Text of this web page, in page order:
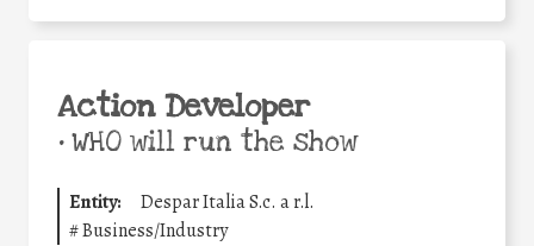
Action Developer
•WHO will run the show
Entity:
Despar Italia S.c. a r.l.
#Business/Industry